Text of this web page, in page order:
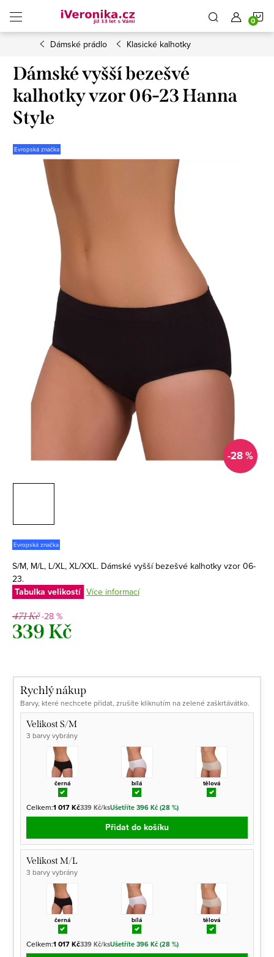
obsah
Dámské prádlo Klasické kalhotky
Dámské vyšší bezešvé
kalhotky vzor 06-23 Hanna
Style
Evropská značka
-28 %
Evropská značka
S/M, M/L, L/XL, XL/XXL. Dámské vyšší bezešvé kalhotky vzor 06-
23.
Tabulka velikostí Více informací
471 Kč-28 %
339 Kč
Rychlý nákup
Barvy, které nechcete přidat, zrušíte kliknutím na zelené zaškrtávátko.
Velikost S/M
3 barvy vybrány
černá bílá tělová
Celkem:1 017 Kč339 Kč/ksUšetříte 396 Kč (28 %)
Přidat do košíku
Velikost M/L
3 barvy vybrány
černá bílá tělová
Celkem:1 017 Kč339 Kč/ksUšetříte 396 Kč (28 %)